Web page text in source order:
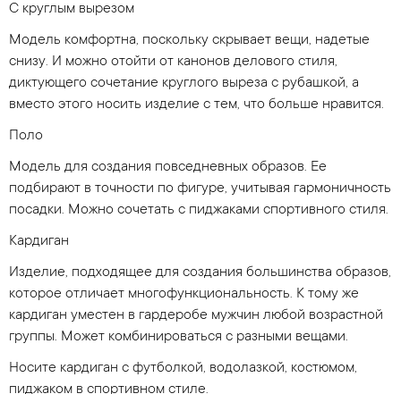
С круглым вырезом
Модель комфортна, поскольку скрывает вещи, надетые
снизу. И можно отойти от канонов делового стиля,
диктующего сочетание круглого выреза с рубашкой, а
вместо этого носить изделие с тем, что больше нравится.
Поло
Модель для создания повседневных образов. Ее
подбирают в точности по фигуре, учитывая гармоничность
посадки. Можно сочетать с пиджаками спортивного стиля.
Кардиган
Изделие, подходящее для создания большинства образов,
которое отличает многофункциональность. К тому же
кардиган уместен в гардеробе мужчин любой возрастной
группы. Может комбинироваться с разными вещами.
Носите кардиган с футболкой, водолазкой, костюмом,
пиджаком в спортивном стиле.